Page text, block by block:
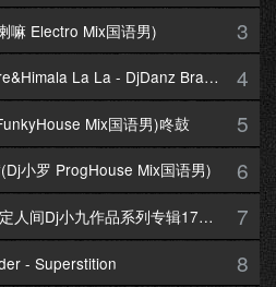
嘛 Electro Mix国语男) 3
【Dj夜猫提供】Sukarap Here&Himala La La - DjDanz Braekbeat Mix 4
Mix国语男)咚鼓 5
小罗 ProgHouse Mix国语男) 6
Dj细聪-国粤语Electro音乐约定人间Dj小九作品系列专辑172Mix串烧 7
- Superstition 8